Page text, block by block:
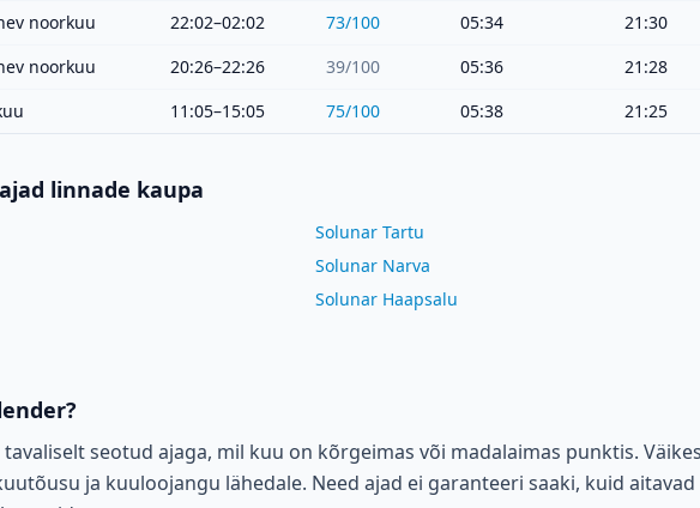
noorkuu 22:02–02:02 73/100 05:34
21:30
noorkuu 20:26–22:26 39/100 05:36
21:28
11:05–15:05 75/100 05:38 21:25
linnade kaupa
Solunar Tartu
Solunar Narva
Solunar Haapsalu
seotud ajaga, mil kuu on kõrgeimas või madalaimas punktis.
ja kuuloojangu lähedale. Need ajad ei garanteeri saaki, kuid